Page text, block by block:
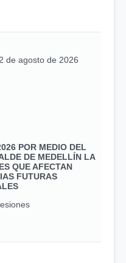
de agosto de 2026
POR MEDIO DEL
DE MEDELLÍN LA
QUE AFECTAN
FUTURAS